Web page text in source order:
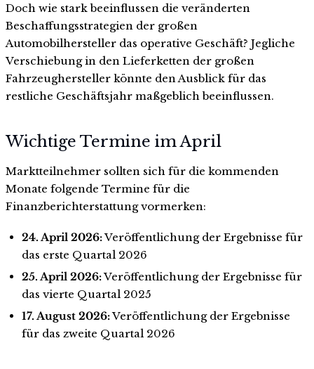
Doch wie stark beeinflussen die veränderten
Beschaffungsstrategien der großen
Automobilhersteller das operative Geschäft? Jegliche
Verschiebung in den Lieferketten der großen
Fahrzeughersteller könnte den Ausblick für das
restliche Geschäftsjahr maßgeblich beeinflussen.
Wichtige Termine im April
Marktteilnehmer sollten sich für die kommenden
Monate folgende Termine für die
Finanzberichterstattung vormerken:
24. April 2026:Veröffentlichung der Ergebnisse für
das erste Quartal 2026
25. April 2026:Veröffentlichung der Ergebnisse für
das vierte Quartal 2025
17. August 2026:Veröffentlichung der Ergebnisse
für das zweite Quartal 2026